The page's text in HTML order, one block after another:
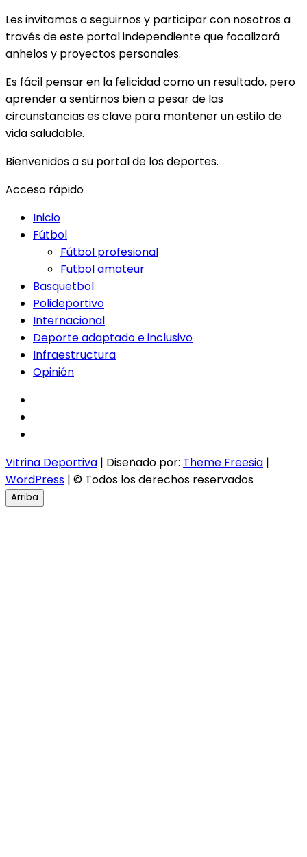
Les invitamos a seguirnos y participar con nosotros a
través de este portal independiente que focalizará
anhelos y proyectos personales.
Es fácil pensar en la felicidad como un resultado, pero
aprender a sentirnos bien a pesar de las
circunstancias es clave para mantener un estilo de
vida saludable.
Bienvenidos a su portal de los deportes.
Acceso rápido
Inicio
Fútbol
Fútbol profesional
Futbol amateur
Basquetbol
Polideportivo
Internacional
Deporte adaptado e inclusivo
Infraestructura
Opinión
Vitrina Deportiva | Diseñado por: Theme Freesia |
WordPress | © Todos los derechos reservados
Arriba